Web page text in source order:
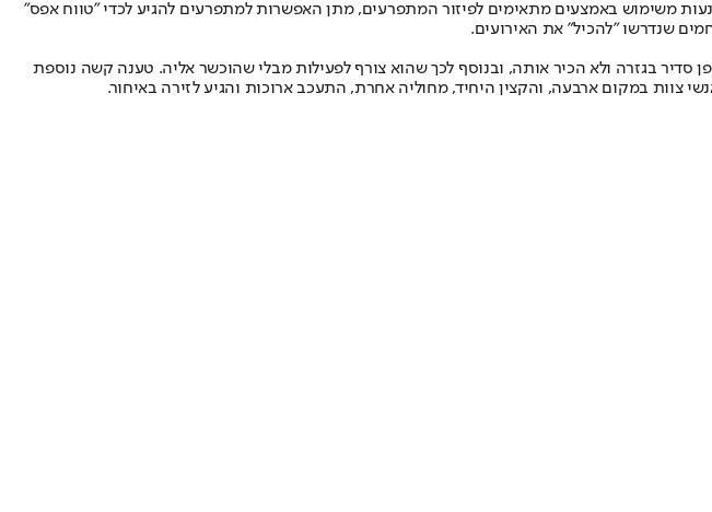
משימוש באמצעים מתאימים לפיזור המתפרעים, מתן האפשרות למתפרעים להגיע לכדי ״טווח אפס״
שנדרשו ״להכיל״ את האירועים.
סדיר בגזרה ולא הכיר אותה, ובנוסף לכך שהוא צורף לפעילות מבלי שהוכשר אליה. טענה קשה נוספת